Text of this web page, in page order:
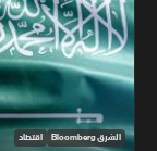
الشرق Bloomberg اقتصاد